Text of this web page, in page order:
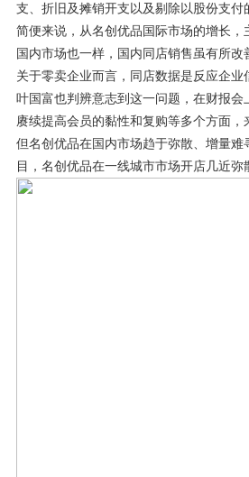
支、折旧及摊销开支以及剔除以股份支
简便来说，从名创优品国际市场的增长
国内市场也一样，国内同店销售虽有所
关于零卖企业而言，同店数据是反应企
叶国富也判辨意志到这一问题，在财报
赓续提高会员的黏性和复购等多个方面，
但名创优品在国内市场趋于弥散、增量
目，名创优品在一线城市市场开店几近